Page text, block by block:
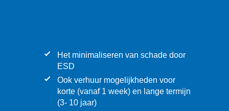
Het minimaliseren van schade door
ESD
Ook verhuur mogelijkheden voor
korte (vanaf 1 week) en lange termijn
(3- 10 jaar)